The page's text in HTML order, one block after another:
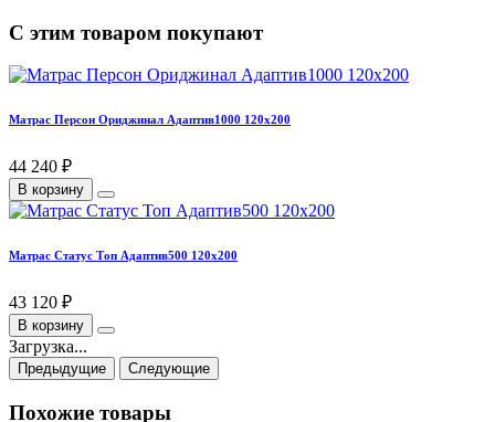
С этим товаром покупают
Матрас Персон Ориджинал Адаптив1000 120х200
44 240 ₽
В корзину
Матрас Статус Топ Адаптив500 120х200
43 120 ₽
В корзину
Загрузка...
Предыдущие Следующие
Похожие товары